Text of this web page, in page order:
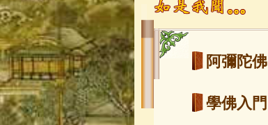
阿彌陀佛
學佛入門